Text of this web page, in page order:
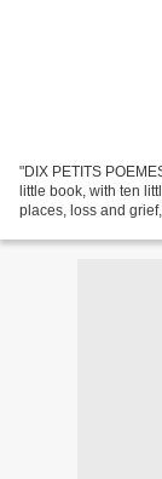
"DIX PETITS
little book, with ten
places, loss and